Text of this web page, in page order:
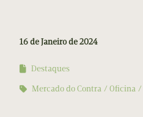
16 de Janeiro de 2024
Destaques
Mercado do Contra
Oficina